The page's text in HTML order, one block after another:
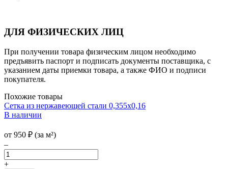
ДЛЯ ФИЗИЧЕСКИХ ЛИЦ
При получении товара физическим лицом необходимо
предъявить паспорт и подписать документы поставщика, с
указанием даты приемки товара, а также ФИО и подписи
покупателя.
Похожие товары
Сетка из нержавеющей стали 0,355x0,16
В наличии
от 950 ₽ (за м²)
–
+